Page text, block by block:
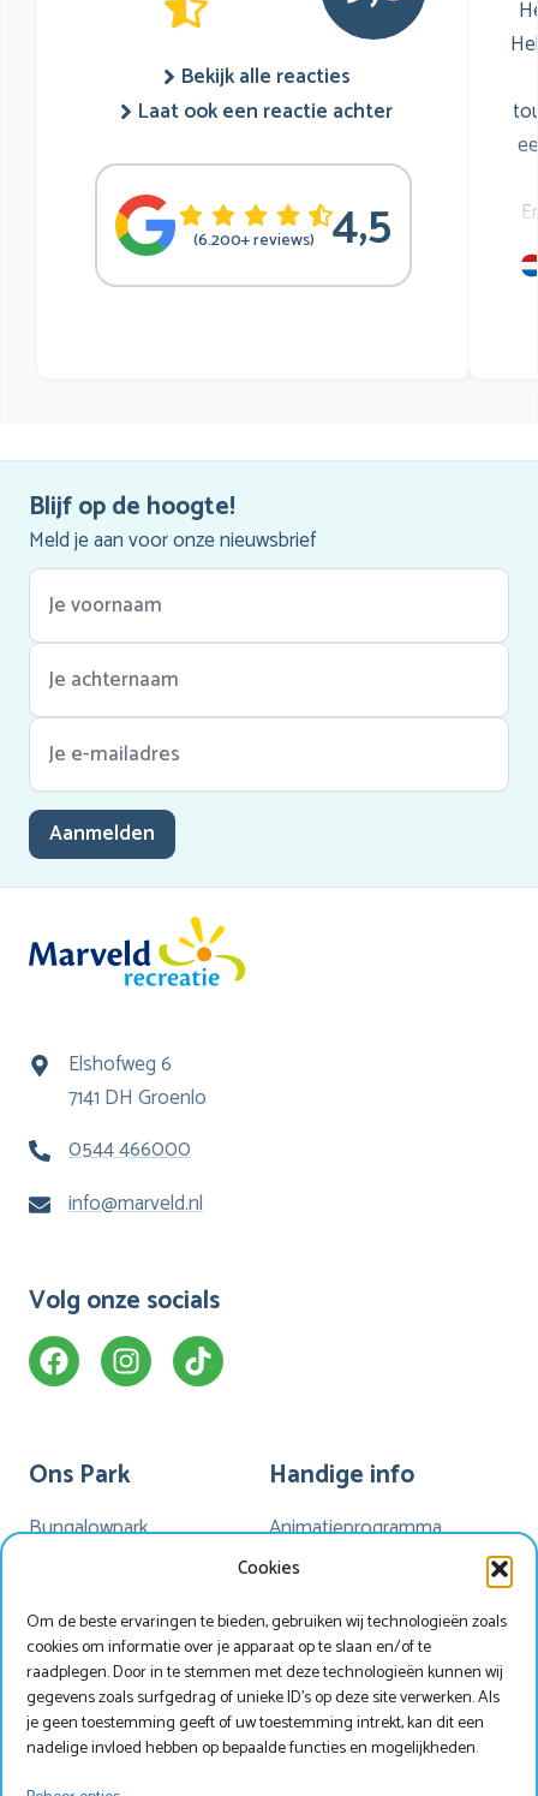
Cookies
Om de beste ervaringen te bieden, gebruiken wij technologieën zoals
cookies om informatie over je apparaat op te slaan en/of te
raadplegen. Door in te stemmen met deze technologieën kunnen wij
gegevens zoals surfgedrag of unieke ID's op deze site verwerken. Als
je geen toestemming geeft of uw toestemming intrekt, kan dit een
nadelige invloed hebben op bepaalde functies en mogelijkheden.
Bekijk alle reacties
Laat ook een reactie achter
(6.200+ reviews) 4,5
Blijf op de hoogte!
Meld je aan voor onze nieuwsbrief
Aanmelden
Elshofweg 6
7141 DH Groenlo
0544 466000
info@marveld.nl
Volg onze socials
Ons Park
Bungalowpark
Faciliteiten
Plattegrond
Handige info
Animatieprogramma
Mijn Marveld
Nieuwsbrieven
Nieuws
Zoek & Boek Werken bij Marveld?